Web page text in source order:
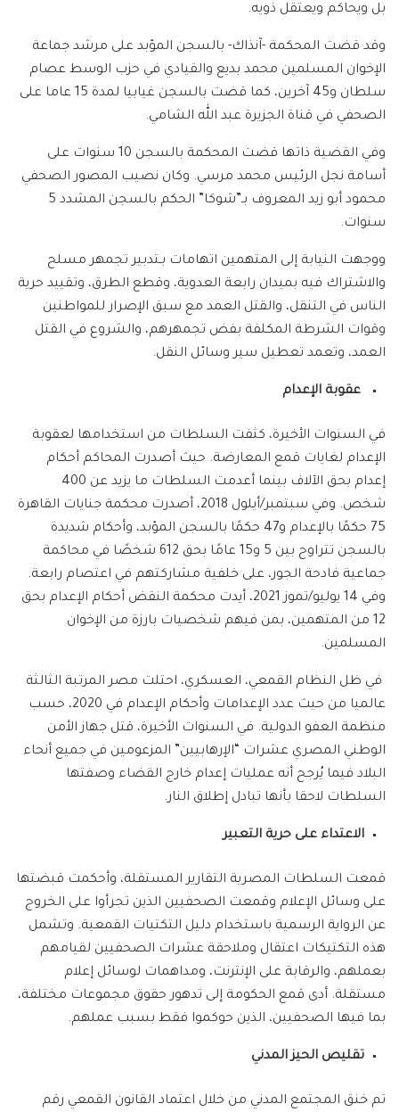
بل ويحاكم ويعتقل ذويه.
وقد قضت المحكمة -آنذاك- بالسجن المؤبد على مرشد جماعة
الإخوان المسلمين محمد بديع والقيادي في حزب الوسط عصام
سلطان و45 آخرين، كما قضت بالسجن غيابيا لمدة 15 عاما على
الصحفي في قناة الجزيرة عبد الله الشامي.
وفي القضية ذاتها قضت المحكمة بالسجن 10 سنوات على
أسامة نجل الرئيس محمد مرسي. وكان نصيب المصور الصحفي
محمود أبو زيد المعروف بـ”شوكا” الحكم بالسجن المشدد 5
سنوات.
ووجهت النيابة إلى المتهمين اتهامات بـتدبير تجمهر مسلح
والاشتراك فيه بميدان رابعة العدوية، وقطع الطرق، وتقييد حرية
الناس في التنقل، والقتل العمد مع سبق الإصرار للمواطنين
وقوات الشرطة المكلفة بفض تجمهرهم، والشروع في القتل
العمد، وتعمد تعطيل سير وسائل النقل.
عقوبة الإعدام
في السنوات الأخيرة، كثفت السلطات من استخدامها لعقوبة
الإعدام لغايات قمع المعارضة. حيث أصدرت المحاكم أحكام
إعدام بحق الآلاف بينما أعدمت السلطات ما يزيد عن 400
شخص. وفي سبتمبر/أيلول 2018، أصدرت محكمة جنايات القاهرة
75 حكمًا بالإعدام و47 حكمًا بالسجن المؤبد، وأحكام شديدة
بالسجن تتراوح بين 5 و15 عامًا بحق 612 شخصًا في محاكمة
جماعية فادحة الجور، على خلفية مشاركتهم في اعتصام رابعة.
وفي 14 يوليو/تموز 2021، أيدت محكمة النقض أحكام الإعدام بحق
12 من المتهمين، بمن فيهم شخصيات بارزة من الإخوان
المسلمين.
في ظل النظام القمعي، العسكري، احتلت مصر المرتبة الثالثة
عالميا من حيث عدد الإعدامات وأحكام الإعدام في 2020، حسب
منظمة العفو الدولية. في السنوات الأخيرة، قتل جهاز الأمن
الوطني المصري عشرات “الإرهابيين” المزعومين في جميع أنحاء
البلاد فيما يُرجح أنه عمليات إعدام خارج القضاء وصفتها
السلطات لاحقا بأنها تبادل إطلاق النار.
الاعتداء على حرية التعبير
قمعت السلطات المصرية التقارير المستقلة، وأحكمت قبضتها
على وسائل الإعلام وقمعت الصحفيين الذين تجرأوا على الخروج
عن الرواية الرسمية باستخدام دليل التكتيات القمعية. وتشمل
هذه التكتيكات اعتقال وملاحقة عشرات الصحفيين لقيامهم
بعملهم، والرقابة على الإنترنت، ومداهمات لوسائل إعلام
مستقلة. أدى قمع الحكومة إلى تدهور حقوق مجموعات مختلفة،
بما فيها الصحفيين، الذين حوكموا فقط بسبب عملهم.
تقليص الحيز المدني
تم خنق المجتمع المدني من خلال اعتماد القانون القمعي رقم